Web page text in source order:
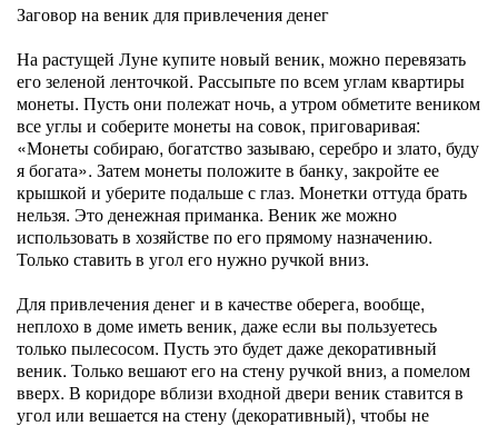
Заговор на веник для привлечения денег
На растущей Луне купите новый веник, можно перевязать
его зеленой ленточкой. Рассыпьте по всем углам квартиры
монеты. Пусть они полежат ночь, а утром обметите веником
все углы и соберите монеты на совок, приговаривая:
«Монеты собираю, богатство зазываю, серебро и злато, буду
я богата». Затем монеты положите в банку, закройте ее
крышкой и уберите подальше с глаз. Монетки оттуда брать
нельзя. Это денежная приманка. Веник же можно
использовать в хозяйстве по его прямому назначению.
Только ставить в угол его нужно ручкой вниз.
Для привлечения денег и в качестве оберега, вообще,
неплохо в доме иметь веник, даже если вы пользуетесь
только пылесосом. Пусть это будет даже декоративный
веник. Только вешают его на стену ручкой вниз, а помелом
вверх. В коридоре вблизи входной двери веник ставится в
угол или вешается на стену (декоративный), чтобы не